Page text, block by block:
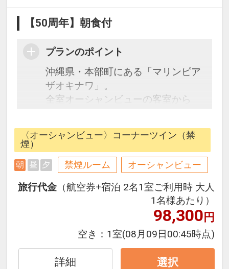
【50周年】朝食付
プランのポイント
沖縄県・本部町にある「マリンピア
ザオキナワ」。
全室オーシャンビューの客室から
めます。多彩なアクティビティを体
験でき、自然に癒され心と身体が元
気になれる、笑顔が集まるマリンリ
ゾートへようこそ。
●朝食●
元気和朝食or朝食バイキング
〈オーシャンビュー〉コーナーツイン（禁
煙）
朝 昼 夕 禁煙ルーム オーシャンビュー
旅行代金 （航空券+宿泊 2名1室ご利用時 大人
1名様あたり）
98,300円
空き： 1室(08月09日00:45時点)
詳細 選択